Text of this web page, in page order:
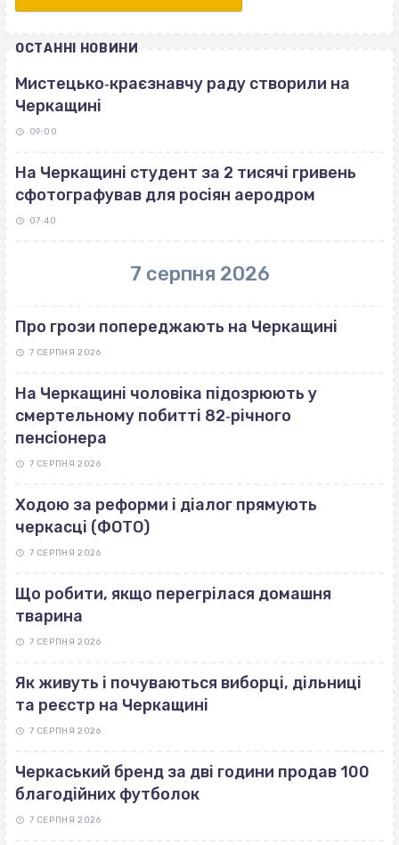
ОСТАННІ НОВИНИ
Мистецько‐краєзнавчу раду створили на
Черкащині
09:00
На Черкащині студент за 2 тисячі гривень
сфотографував для росіян аеродром
07:40
7 серпня 2026
Про грози попереджають на Черкащині
7 СЕРПНЯ 2026
На Черкащині чоловіка підозрюють у
смертельному побитті 82‐річного
пенсіонера
7 СЕРПНЯ 2026
Ходою за реформи і діалог прямують
черкасці (ФОТО)
7 СЕРПНЯ 2026
Що робити, якщо перегрілася домашня
тварина
7 СЕРПНЯ 2026
Як живуть і почуваються виборці, дільниці
та реєстр на Черкащині
7 СЕРПНЯ 2026
Черкаський бренд за дві години продав 100
благодійних футболок
7 СЕРПНЯ 2026